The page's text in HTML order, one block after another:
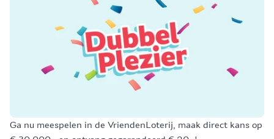
Ga nu meespelen in de VriendenLoterij, maak direct kans op